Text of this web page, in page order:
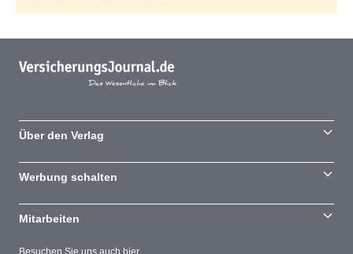
Besuchen Sie uns auch hier
Über den Verlag
Werbung schalten
Mitarbeiten